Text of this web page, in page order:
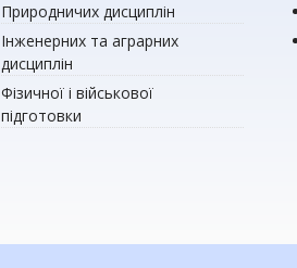
Природничих дисциплін
Інженерних та аграрних
дисциплін
Фізичної і військової
підготовки